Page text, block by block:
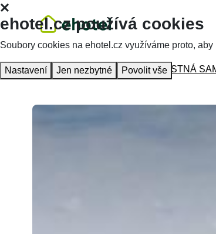
Homepage Accommodation ŠŤASTNÁ
ehotel.cz používá cookies
Soubory cookies na ehotel.cz využíváme proto,
Nastavení Jen nezbytné Povolit vše